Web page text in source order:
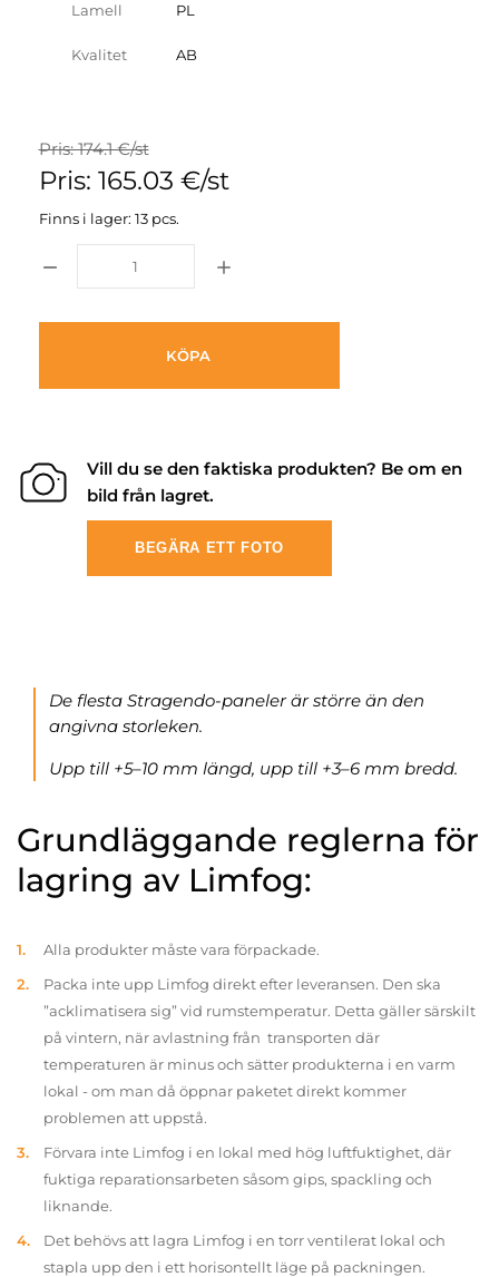
Lamell PL
Kvalitet AB
Pris: 174.1 €/st
Pris: 165.03 €/st
Finns i lager: 13 pcs.
KÖPA
Vill du se den faktiska produkten? Be om en
bild från lagret.
BEGÄRA ETT FOTO
De flesta Stragendo-paneler är större än den
angivna storleken.
Upp till +5–10 mm längd, upp till +3–6 mm bredd.
Grundläggande reglerna för
lagring av Limfog:
Alla produkter måste vara förpackade.
Packa inte upp Limfog direkt efter leveransen. Den ska
”acklimatisera sig” vid rumstemperatur. Detta gäller särskilt
på vintern, när avlastning från transporten där
temperaturen är minus och sätter produkterna i en varm
lokal - om man då öppnar paketet direkt kommer
problemen att uppstå.
Förvara inte Limfog i en lokal med hög luftfuktighet, där
fuktiga reparationsarbeten såsom gips, spackling och
liknande.
Det behövs att lagra Limfog i en torr ventilerat lokal och
stapla upp den i ett horisontellt läge på packningen.